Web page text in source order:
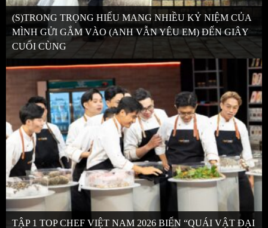
(S)TRONG TRỌNG HIẾU MANG NHIỀU KỶ NIỆM CỦA
MÌNH GỬI GẮM VÀO (ANH VẪN YÊU EM) ĐẾN GIÂY
CUỐI CÙNG
TẬP 1 TOP CHEF VIỆT NAM 2026 BIẾN “QUÁI VẬT ĐẠI